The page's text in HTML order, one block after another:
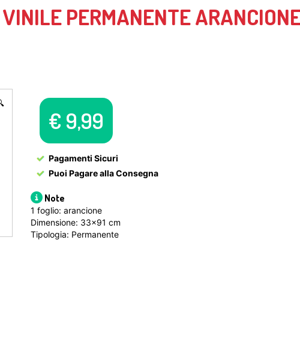
PERMANENTE
€ 9,99
Pagamenti Sicuri
Puoi Pagare alla Consegna
Note
1 foglio: arancione
Dimensione: 33×91 cm
Tipologia: Permanente